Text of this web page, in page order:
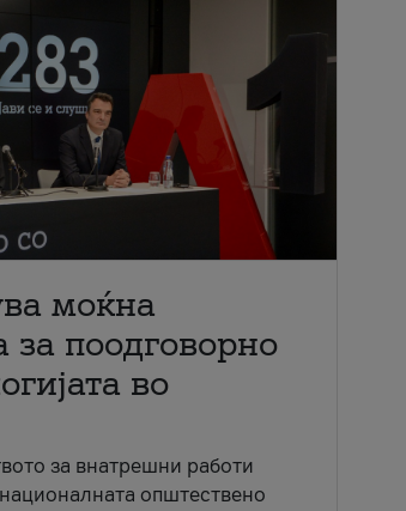
моќна
поодговорно
во
за внатрешни работи
општествено